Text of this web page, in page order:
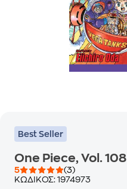
Best Seller
One Piece, Vol. 108
5
(3)
ΚΩΔΙΚΟΣ: 1974973